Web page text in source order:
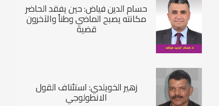
حسام الدين فياض: حين يفقد الحاضر
مكانته يصبح الماضي وطناً والآخرون
قضية
زهير الخويلدي: استئناف القول
الانطولوجي